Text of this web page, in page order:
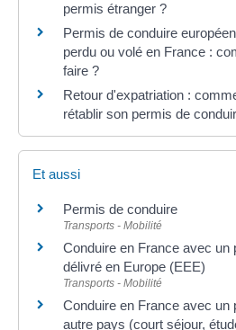
permis étranger ?
Permis de conduire
perdu ou volé en France :
faire ?
Retour d'expatriation :
rétablir son permis de
Et aussi
Permis de conduire
Transports - Mobilité
Conduire en France avec un
délivré en Europe (EEE)
Transports - Mobilité
Conduire en France avec un
autre pays (court séjour,